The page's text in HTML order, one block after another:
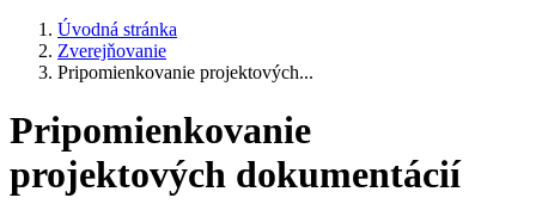
Úvodná stránka
Zverejňovanie
Pripomienkovanie projektových...
Pripomienkovanie
projektových dokumentácií